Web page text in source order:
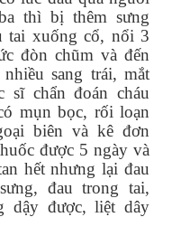
thì bị thêm sưng
tai xuống cổ, nổi 3
đòn chũm và đến
sang trái, mắt
sĩ chẩn đoán cháu
mụn bọc, rối loạn
biên và kê đơn
được 5 ngày và
hết nhưng lại đau
đau trong tai,
dậy được, liệt dây